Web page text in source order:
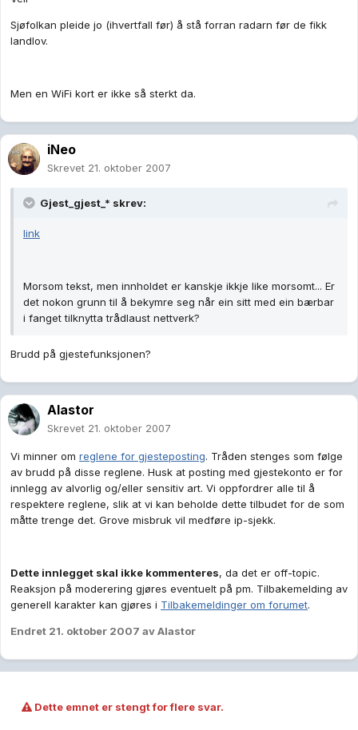
Sjøfolkan pleide jo (ihvertfall før) å stå forran radarn før de fikk
landlov.
Men en WiFi kort er ikke så sterkt da.
iNeo
Skrevet 21. oktober 2007
Gjest_gjest_* skrev:
link
Morsom tekst, men innholdet er kanskje ikkje like morsomt... Er
det nokon grunn til å bekymre seg når ein sitt med ein bærbar
i fanget tilknytta trådlaust nettverk?
Brudd på gjestefunksjonen?
Alastor
Skrevet 21. oktober 2007
Vi minner om reglene for gjesteposting. Tråden stenges som følge
av brudd på disse reglene. Husk at posting med gjestekonto er for
innlegg av alvorlig og/eller sensitiv art. Vi oppfordrer alle til å
respektere reglene, slik at vi kan beholde dette tilbudet for de som
måtte trenge det. Grove misbruk vil medføre ip-sjekk.
Dette innlegget skal ikke kommenteres, da det er off-topic.
Reaksjon på moderering gjøres eventuelt på pm. Tilbakemelding av
generell karakter kan gjøres i Tilbakemeldinger om forumet.
Endret 21. oktober 2007 av Alastor
Dette emnet er stengt for flere svar.